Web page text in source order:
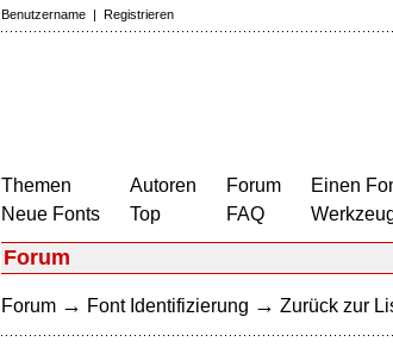
Benutzername | Registrieren
Themen
Neue Fonts
Autoren
Top
Forum
FAQ
Einen
Forum
Forum → Font Identifizierung → Zurück zur